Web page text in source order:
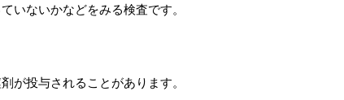
いないかなどをみる検査です。
が投与されることがあります。